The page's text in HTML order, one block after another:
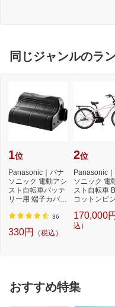
同じジャンルのラ
1位
Panasonic｜パナ
ソニック 電動アシ
スト自転車バッテ
リー用 端子カバー
36
330円 （税込）
2位
Panasonic
ソニック 電
スト自転車
コットンピン
ン...
170,000円
込）
おすすめ特集